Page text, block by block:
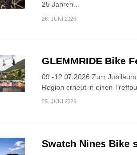
25 Jahren...
26. JUNI 2026
GLEMMRIDE Bike
09.-12.07.2026 Zum
Region erneut in einen
25. JUNI 2026
Swatch Nines Bike